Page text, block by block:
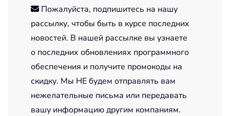
Пожалуйста, подпишитесь на нашу
рассылку, чтобы быть в курсе последних
новостей. В нашей рассылке вы узнаете
о последних обновлениях программного
обеспечения и получите промокоды на
скидку. Мы НЕ будем отправлять вам
нежелательные письма или передавать
вашу информацию другим компаниям.